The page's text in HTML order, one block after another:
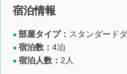
宿泊情報
● 部屋タイプ： スタンダード
● 宿泊数： 4泊
● 宿泊人数： 2人